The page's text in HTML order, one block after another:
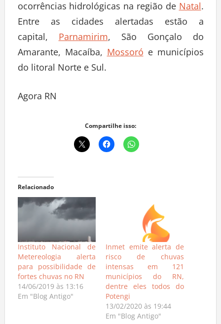
ocorrências hidrológicas na região deNatal.
Entre as cidades alertadas estão a
capital,Parnamirim, São Gonçalo do
Amarante, Macaíba,Mossoróe municípios
do litoral Norte e Sul.
Agora RN
Compartilhe isso:
Relacionado
Instituto Nacional de
Metereologia alerta
para possibilidade de
fortes chuvas no RN
14/06/2019 às 13:16
Em "Blog Antigo"
Inmet emite alerta de
risco de chuvas
intensas em 121
municípios do RN,
dentre eles todos do
Potengi
13/02/2020 às 19:44
Em "Blog Antigo"